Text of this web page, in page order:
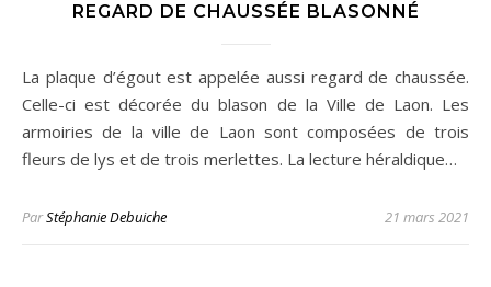
REGARD DE CHAUSSÉE BLASONNÉ
La plaque d’égout est appelée aussi regard de chaussée.
Celle-ci est décorée du blason de la Ville de Laon. Les
armoiries de la ville de Laon sont composées de trois
fleurs de lys et de trois merlettes. La lecture héraldique…
ParStéphanie Debuiche 21 mars 2021